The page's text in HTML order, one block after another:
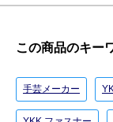
この商品のキー
手芸メーカー